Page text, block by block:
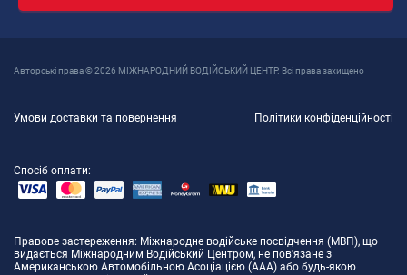
Авторські права © 2026 МІЖНАРОДНИЙ ВОДІЙСЬКИЙ ЦЕНТР. Всі права захищено
Умови доставки та повернення Політики конфіденційності
Спосіб оплати:
Правове застереження: Міжнародне водійське посвідчення (МВП), що
видається Міжнародним Водійський Центром, не пов'язане з
Американською Автомобільною Асоціацією (AAA) або будь-якою